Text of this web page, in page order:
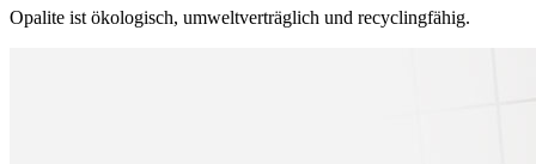
Opalite ist ökologisch, umweltverträglich und recyclingfähig.